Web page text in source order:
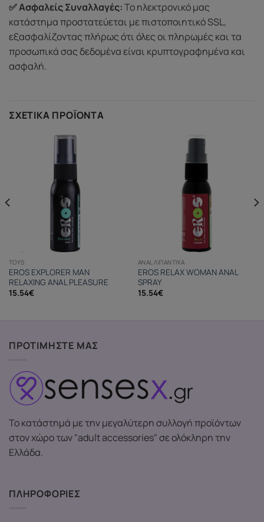
✅ Ασφαλείς Συναλλαγές:Το ηλεκτρονικό μας
κατάστημα προστατεύεται με πιστοποιητικό SSL,
εξασφαλίζοντας πλήρως ότι όλες οι πληρωμές και τα
προσωπικά σας δεδομένα είναι κρυπτογραφημένα και
ασφαλή.
ΣΧΕΤΙΚΆ ΠΡΟΪΌΝΤΑ
TOYS
EROS EXPLORER MAN
RELAXING ANAL PLEASURE
15.54€
ANAL ΛΙΠΑΝΤΙΚΆ
EROS RELAX WOMAN ANAL
SPRAY
15.54€
ΠΡΟΤΙΜΗΣΤΕ ΜΑΣ
Το κατάστημά με την μεγαλύτερη συλλογή προϊόντων
στον χώρο των "adult accessories" σε ολόκληρη την
Ελλάδα.
ΠΛΗΡΟΦΟΡΙΕΣ